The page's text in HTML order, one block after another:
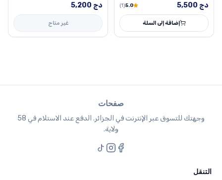
5,500 دج 5.0
(1)
إضافة إلى السلة
5,200 دج
غير متاح
صفحات
وجهتك للتسوق عبر الإنترنت في الجزائر. الدفع عند الاستلام في 58
ولاية.
التنقل